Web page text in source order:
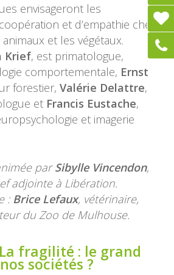
envisageront les
et d’empathie chez
et les végétaux.
Krief, est primatologue,
comportementale, Ernst
forestier, Valérie Delattre,
et Francis Eustache,
et imagerie
parSibylle Vincendon,
adjointe à Libération.
: Brice Lefaux, vétérinaire,
du Zoo de Mulhouse.
fragilité : le grand
sociétés ?